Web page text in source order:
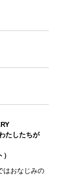
たしたちが
はおなじみの